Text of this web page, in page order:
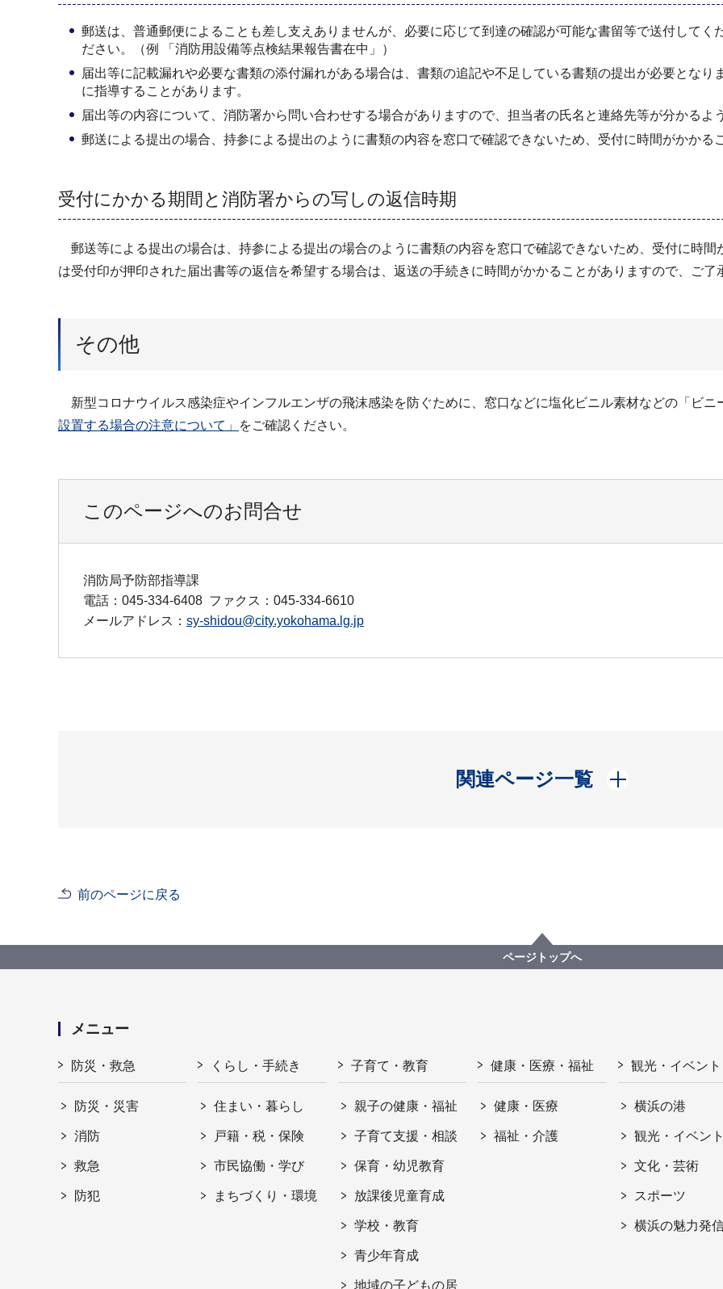
郵送は、普通郵便によることも差し支えありませんが、必要に応じて到達の確認が可能な書留等で送付して
ださい。（例 「消防用設備等点検結果報告書在中」）
届出等に記載漏れや必要な書類の添付漏れがある場合は、書類の追記や不足している書類の提出が必要とな
に指導することがあります。
届出等の内容について、消防署から問い合わせする場合がありますので、担当者の氏名と連絡先等が分かるよ
郵送による提出の場合、持参による提出のように書類の内容を窓口で確認できないため、受付に時間がかかる
受付にかかる期間と消防署からの写しの返信時期
郵送等による提出の場合は、持参による提出の場合のように書類の内容を窓口で確認できないため、受付に時
は受付印が押印された届出書等の返信を希望する場合は、返送の手続きに時間がかかることがありますので、ご了
その他
新型コロナウイルス感染症やインフルエンザの飛沫感染を防ぐために、窓口などに塩化ビニル素材などの「ビニ
設置する場合の注意について」
をご確認ください。
このページへのお問合せ
消防局予防部指導課
電話：045-334-6408 ファクス：045-334-6610
メールアドレス： sy-shidou@city.yokohama.lg.jp
関連ページ一覧
開く
前のページに戻る
ページトップへ
メニュー
防災・救急
防災・災害
消防
救急
防犯
くらし・手続き
住まい・暮らし
戸籍・税・保険
市民協働・学び
まちづくり・環境
子育て・教育
親子の健康・福祉
子育て支援・相談
保育・幼児教育
放課後児童育成
学校・教育
青少年育成
地域の子どもの居
健康・医療・福祉
健康・医療
福祉・介護
観光・イベント
横浜の港
観光・イベン
文化・芸術
スポーツ
横浜の魅力発